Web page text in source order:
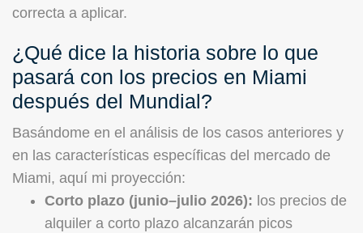
correcta a aplicar.
¿Qué dice la historia sobre lo que
pasará con los precios en Miami
después del Mundial?
Basándome en el análisis de los casos anteriores y
en las características específicas del mercado de
Miami, aquí mi proyección:
Corto plazo (junio–julio 2026): los precios de
alquiler a corto plazo alcanzarán picos